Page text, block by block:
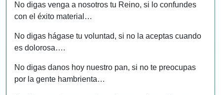
No digas venga a nosotros tu Reino, si lo confundes
con el éxito material…
No digas hágase tu voluntad, si no la aceptas cuando
es dolorosa….
No digas danos hoy nuestro pan, si no te preocupas
por la gente hambrienta…